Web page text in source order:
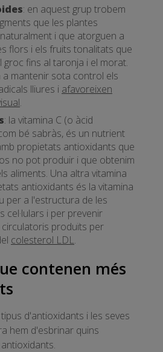
: en aquest grup trobem
que les plantes
i que atorguen a
flors i els fruits tonalitats que
groc fins al taronja i el morat.
a mantenir sota control els
lliures i afavoreixen
.
: la vitamina C (o àcid
bé sabràs, és un nutrient
propietats antioxidants que
no pot produir i que obtenim
aliments. Una altra vitamina
antioxidants és la vitamina
per a l'estructura de les
cel·lulars i per prevenir
produïts per
colesterol LDL.
contenen més
d'antioxidants i les seves
hem d'esbrinar quins